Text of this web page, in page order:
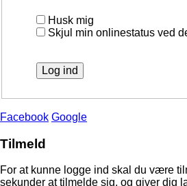
Husk mig
Skjul min onlinestatus ved
Facebook Google
Tilmeld
For at kunne logge ind skal du være
sekunder at tilmelde sig, og giver dig